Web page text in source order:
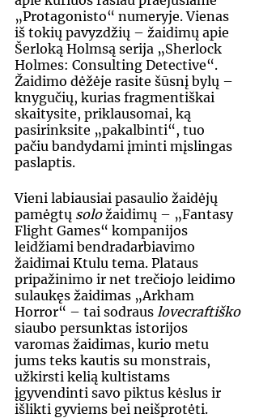
„Protagonisto“ numeryje. Vienas
iš tokių pavyzdžių – žaidimų apie
Šerloką Holmsą serija „Sherlock
Holmes: Consulting Detective“.
Žaidimo dėžėje rasite šūsnį bylų –
knygučių, kurias fragmentiškai
skaitysite, priklausomai, ką
pasirinksite „pakalbinti“, tuo
pačiu bandydami įminti mįslingas
paslaptis.
Vieni labiausiai pasaulio žaidėjų
pamėgtų solo žaidimų – „Fantasy
Flight Games“ kompanijos
leidžiami bendradarbiavimo
žaidimai Ktulu tema. Plataus
pripažinimo ir net trečiojo leidimo
sulaukęs žaidimas „Arkham
Horror“ – tai sodraus lovecraftiško
siaubo persunktas istorijos
varomas žaidimas, kurio metu
jums teks kautis su monstrais,
užkirsti kelią kultistams
įgyvendinti savo piktus kėslus ir
išlikti gyviems bei neišprotėti.